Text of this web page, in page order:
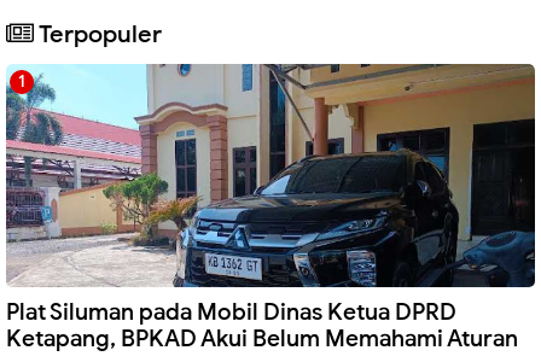
Terpopuler
Plat Siluman pada Mobil Dinas Ketua DPRD
Ketapang, BPKAD Akui Belum Memahami Aturan